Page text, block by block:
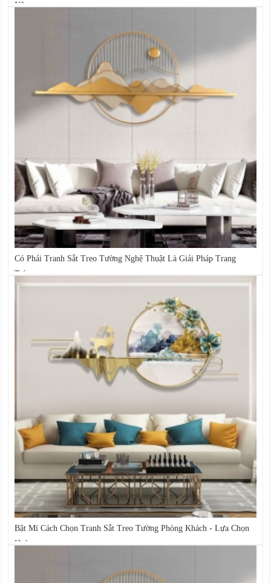
Nên...
Có Phải Tranh Sắt Treo Tường Nghệ Thuật Là Giải Pháp Trang
Trí...
Bật Mí Cách Chọn Tranh Sắt Treo Tường Phòng Khách - Lựa Chọn
Hoàn...